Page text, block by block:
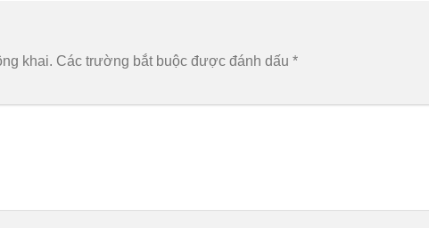
khai. Các trường bắt buộc được đánh dấu *